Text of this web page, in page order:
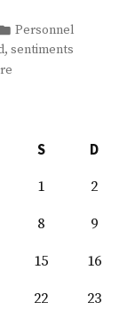
Publié
dans
Personnel
, sentiments
S
D
1
2
8
9
15
16
22
23